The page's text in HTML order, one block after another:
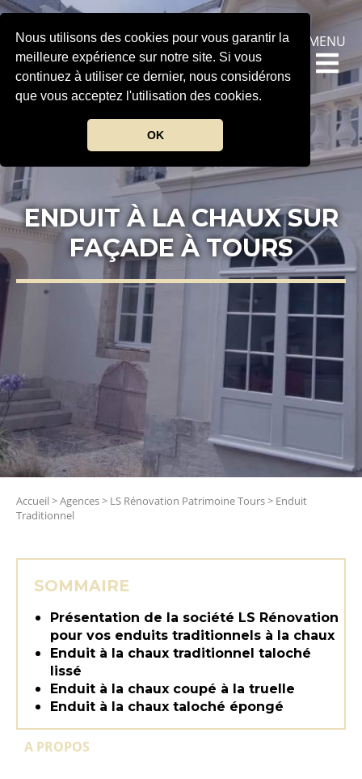
Nous utilisons des cookies pour vous garantir la
meilleure expérience sur notre site. Si vous
continuez à utiliser ce dernier, nous considérons
que vous acceptez l'utilisation des cookies.
OK
MENU
ENDUIT À LA CHAUX SUR
FAÇADE À TOURS
Accueil >Agences> LS Rénovation Patrimoine Tours> Enduit
Traditionnel
SOMMAIRE
Présentation de la société LS Rénovation
pour vos enduits traditionnels à la chaux
Enduit à la chaux traditionnel taloché
lissé
Enduit à la chaux coupé à la truelle
Enduit à la chaux taloché épongé
A PROPOS